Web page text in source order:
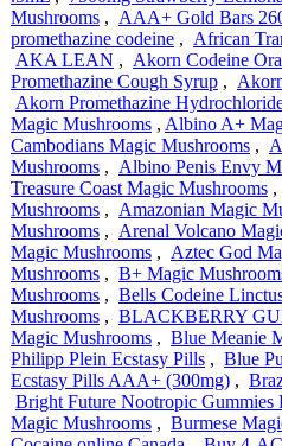
Mushrooms , AAA+ Gold Bars
promethazine codeine , African
AKA LEAN , Akorn Codeine
Promethazine Cough Syrup ,
Akorn Promethazine
Magic Mushrooms , Albino A+
Cambodians Magic Mushrooms ,
Mushrooms , Albino Penis Envy
Treasure Coast Magic Mushrooms ,
Mushrooms , Amazonian Magic
Mushrooms , Arenal Volcano
Magic Mushrooms , Aztec God
Mushrooms , B+ Magic
Mushrooms , Bells Codeine
Mushrooms , BLACKBERRY
Magic Mushrooms , Blue Meanie
Philipp Plein Ecstasy Pills , Blue
Ecstasy Pills AAA+ (300mg) ,
Bright Future Nootropic Gummies
Magic Mushrooms , Burmese